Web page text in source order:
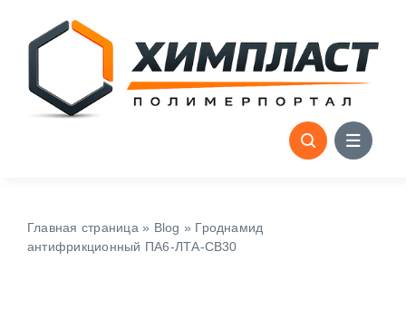
content
Главная страница » Blog » Гроднамид
антифрикционный ПА6-ЛТА-СВ30